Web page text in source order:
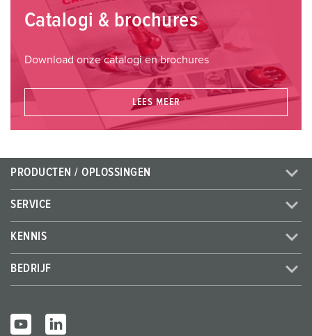
Catalogi & brochures
Download onze catalogi en brochures
LEES MEER
PRODUCTEN / OPLOSSINGEN
SERVICE
KENNIS
BEDRIJF